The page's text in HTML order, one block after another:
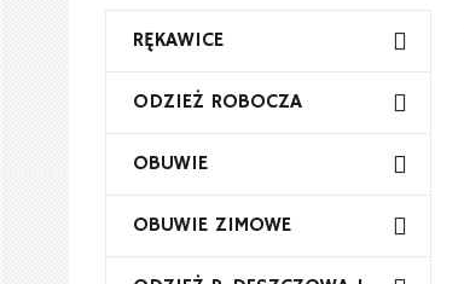
RĘKAWICE
ODZIEŻ ROBOCZA
OBUWIE
OBUWIE ZIMOWE